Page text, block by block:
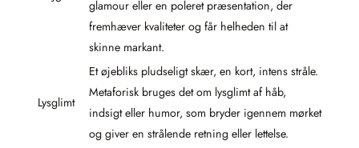
glamour eller en poleret præsentation, der
fremhæver kvaliteter og får helheden til at
skinne markant.
Lysglimt
Et øjebliks pludseligt skær, en kort, intens stråle.
Metaforisk bruges det om lysglimt af håb,
indsigt eller humor, som bryder igennem mørket
og giver en strålende retning eller lettelse.